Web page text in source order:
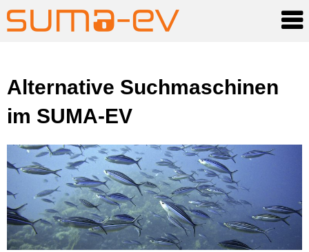
to
content
Alternative Suchmaschinen
im SUMA-EV